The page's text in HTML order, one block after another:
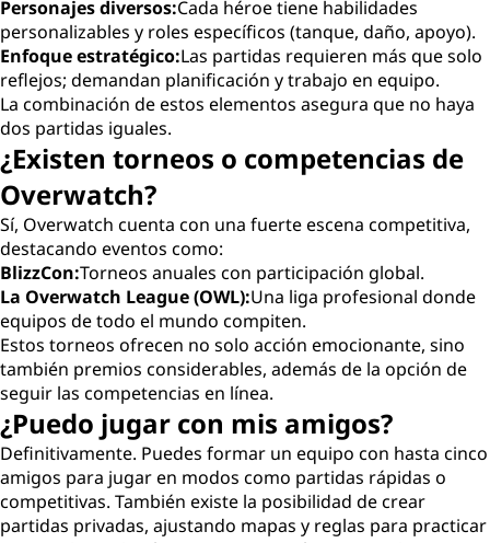
Personajes diversos:Cada héroe tiene habilidades
personalizables y roles específicos (tanque, daño, apoyo).
Enfoque estratégico:Las partidas requieren más que solo
reflejos; demandan planificación y trabajo en equipo.
La combinación de estos elementos asegura que no haya
dos partidas iguales.
¿Existen torneos o competencias de
Overwatch?
Sí, Overwatch cuenta con una fuerte escena competitiva,
destacando eventos como:
BlizzCon:Torneos anuales con participación global.
La Overwatch League (OWL):Una liga profesional donde
equipos de todo el mundo compiten.
Estos torneos ofrecen no solo acción emocionante, sino
también premios considerables, además de la opción de
seguir las competencias en línea.
¿Puedo jugar con mis amigos?
Definitivamente. Puedes formar un equipo con hasta cinco
amigos para jugar en modos como partidas rápidas o
competitivas. También existe la posibilidad de crear
partidas privadas, ajustando mapas y reglas para practicar